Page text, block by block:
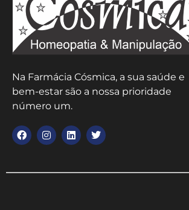
Na Farmácia Cósmica, a sua saúde e
bem-estar são a nossa prioridade
número um.